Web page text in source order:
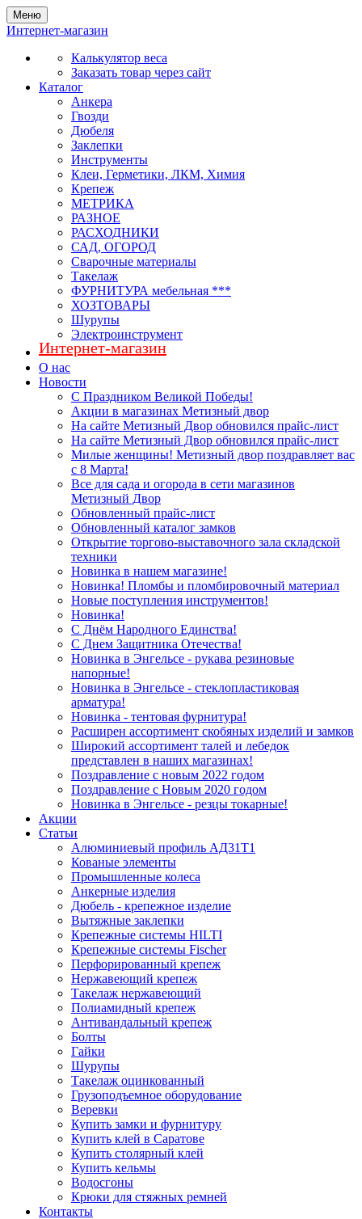
Меню
Интернет-магазин
Калькулятор веса
Заказать товар через сайт
Каталог
Анкера
Гвозди
Дюбеля
Заклепки
Инструменты
Клеи, Герметики, ЛКМ, Химия
Крепеж
МЕТРИКА
РАЗНОЕ
РАСХОДНИКИ
САД, ОГОРОД
Сварочные материалы
Такелаж
ФУРНИТУРА мебельная ***
ХОЗТОВАРЫ
Шурупы
Электроинструмент
Интернет-магазин
О нас
Новости
С Праздником Великой Победы!
Акции в магазинах Метизный двор
На сайте Метизный Двор обновился прайс-лист
На сайте Метизный Двор обновился прайс-лист
Милые женщины! Метизный двор поздравляет вас
с 8 Марта!
Все для сада и огорода в сети магазинов
Метизный Двор
Обновленный прайс-лист
Обновленный каталог замков
Открытие торгово-выставочного зала складской
техники
Новинка в нашем магазине!
Новинка! Пломбы и пломбировочный материал
Новые поступления инструментов!
Новинка!
С Днём Народного Единства!
С Днем Защитника Отечества!
Новинка в Энгельсе - рукава резиновые
напорные!
Новинка в Энгельсе - стеклопластиковая
арматура!
Новинка - тентовая фурнитура!
Расширен ассортимент скобяных изделий и замков
Широкий ассортимент талей и лебедок
представлен в наших магазинах!
Поздравление с новым 2022 годом
Поздравление с Новым 2020 годом
Новинка в Энгельсе - резцы токарные!
Акции
Статьи
Алюминиевый профиль АД31Т1
Кованые элементы
Промышленные колеса
Анкерные изделия
Дюбель - крепежное изделие
Вытяжные заклепки
Крепежные системы HILTI
Крепежные системы Fischer
Перфорированный крепеж
Нержавеющий крепеж
Такелаж нержавеющий
Полиамидный крепеж
Антивандальный крепеж
Болты
Гайки
Шурупы
Такелаж оцинкованный
Грузоподъемное оборудование
Веревки
Купить замки и фурнитуру
Купить клей в Саратове
Купить столярный клей
Купить кельмы
Водосгоны
Крюки для стяжных ремней
Контакты